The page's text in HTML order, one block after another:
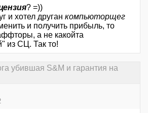
? =))
и хотел друган компьюторщег
и получить прибыль, то
а не какойта
из СЦ. Так то!
убившая S&M и гарантия на